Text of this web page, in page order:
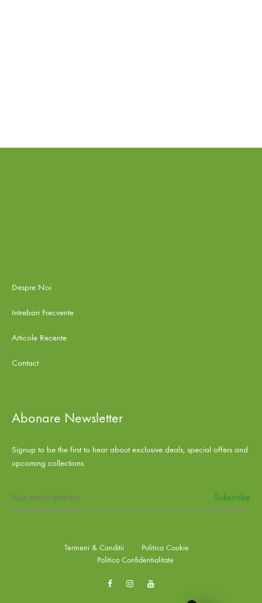
Despre Noi
Intrebari Frecvente
Articole Recente
Contact
Abonare Newsletter
Signup to be the first to hear about exclusive deals, special offers and
upcoming collections
Termeni & Conditii
Politica Cookie
Politica Confidentialitate
FacebookInstagramYoutube